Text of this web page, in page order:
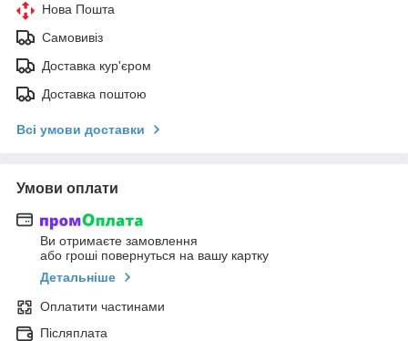
Нова Пошта
Самовивіз
Доставка кур'єром
Доставка поштою
Всі умови доставки
Умови оплати
Ви отримаєте замовлення
або гроші повернуться на вашу картку
Детальніше
Оплатити частинами
Післяплата